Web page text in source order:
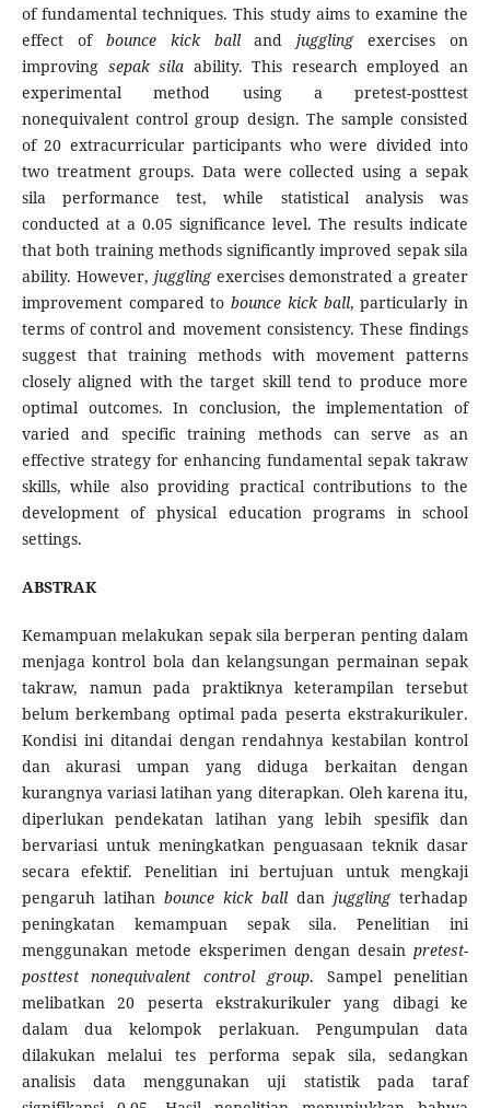
of fundamental techniques. This study aims to examine the
effect of bounce kick ballandjugglingexercises on
improving sepak sila ability. This research employed an
experimental method using a pretest-posttest
nonequivalent control group design. The sample consisted
of 20 extracurricular participants who were divided into
two treatment groups. Data were collected using a sepak
sila performance test, while statistical analysis was
conducted at a 0.05 significance level. The results indicate
that both training methods significantly improved sepak sila
ability. However, jugglingexercises demonstrated a greater
improvement compared tobounce kick ball, particularly in
terms of control and movement consistency. These findings
suggest that training methods with movement patterns
closely aligned with the target skill tend to produce more
optimal outcomes. In conclusion, the implementation of
varied and specific training methods can serve as an
effective strategy for enhancing fundamental sepak takraw
skills, while also providing practical contributions to the
development of physical education programs in school
settings.
ABSTRAK
Kemampuan melakukan sepak sila berperan penting dalam
menjaga kontrol bola dan kelangsungan permainan sepak
takraw, namun pada praktiknya keterampilan tersebut
belum berkembang optimal pada peserta ekstrakurikuler.
Kondisi ini ditandai dengan rendahnya kestabilan kontrol
dan akurasi umpan yang diduga berkaitan dengan
kurangnya variasi latihan yang diterapkan. Oleh karena itu,
diperlukan pendekatan latihan yang lebih spesifik dan
bervariasi untuk meningkatkan penguasaan teknik dasar
secara efektif. Penelitian ini bertujuan untuk mengkaji
pengaruh latihan bounce kick ball danjugglingterhadap
peningkatan kemampuan sepak sila. Penelitian ini
menggunakan metode eksperimen dengan desainpretest-
posttest nonequivalent control group. Sampel penelitian
melibatkan 20 peserta ekstrakurikuler yang dibagi ke
dalam dua kelompok perlakuan. Pengumpulan data
dilakukan melalui tes performa sepak sila, sedangkan
analisis data menggunakan uji statistik pada taraf